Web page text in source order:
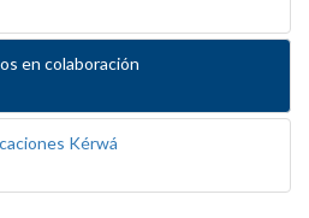
en colaboración
Kérwá